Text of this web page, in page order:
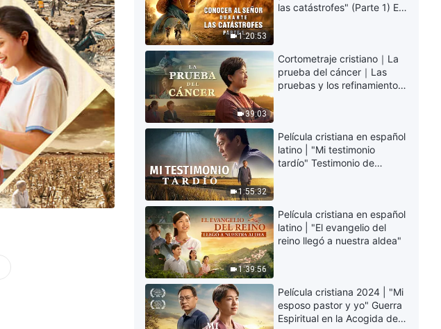
1:20:53
las catástrofes" (Parte 1) El
39:03
Cortometraje cristiano｜La
prueba del cáncer｜Las
pruebas y los refinamientos
1:55:32
Película cristiana en español
latino | "Mi testimonio
tardío" Testimonio de
1:39:56
Película cristiana en español
latino | "El evangelio del
reino llegó a nuestra aldea"
Película cristiana 2024 | "Mi
esposo pastor y yo" Guerra
Espiritual en la Acogida del